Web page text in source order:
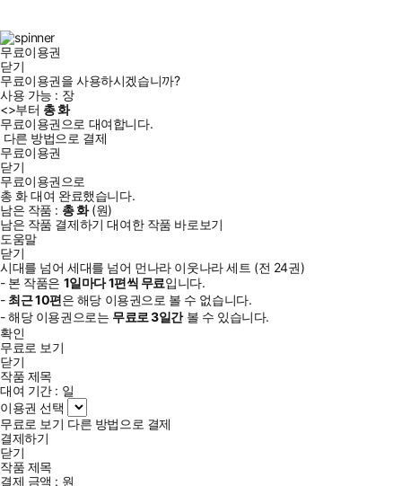
무료이용권
닫기
무료이용권을 사용하시겠습니까?
사용 가능 : 장
<>부터 총화
무료이용권으로 대여합니다.
다른 방법으로 결제
무료이용권
닫기
무료이용권으로
총 화대여 완료했습니다.
남은 작품 : 총화(원)
남은 작품 결제하기 대여한 작품 바로보기
도움말
닫기
시대를 넘어 세대를 넘어 먼나라 이웃나라 세트 (전 24권)
- 본 작품은 1일마다1편씩 무료입니다.
- 최근10편은 해당 이용권으로 볼 수 없습니다.
- 해당 이용권으로는 무료로3일간볼 수 있습니다.
확인
무료로 보기
닫기
작품 제목
대여 기간 : 일
이용권 선택
무료로 보기 다른 방법으로 결제
결제하기
닫기
작품 제목
결제 금액 : 원